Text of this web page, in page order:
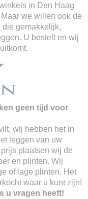
in Den Haag
we willen ook de
gemakkelijk,
U bestelt en wij
geen tijd voor
wij hebben het in
leggen van uw
plaatsen wij de
en plinten. Wij
of lage plinten. Het
waar u kunt zijn!
u vragen heeft!